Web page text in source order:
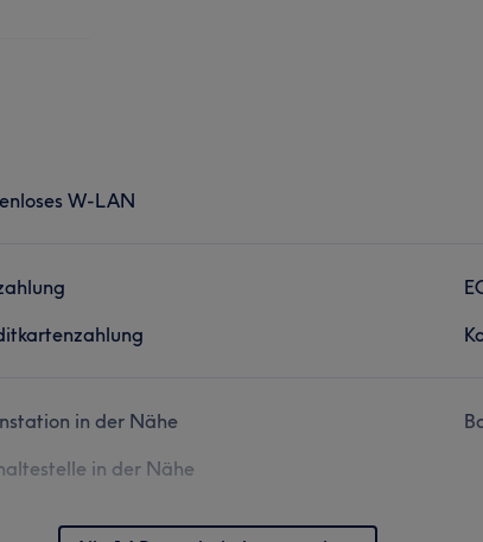
W-LAN
in der Nähe
in der Nähe